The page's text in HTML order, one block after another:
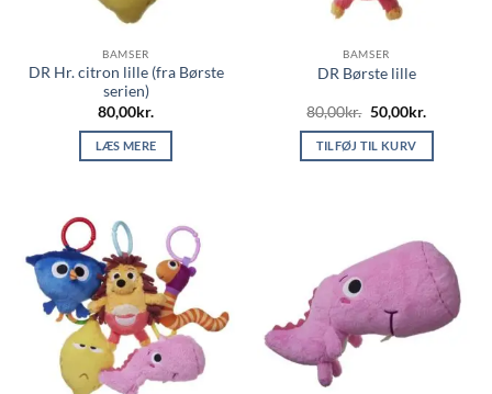
BAMSER
DR Hr. citron lille (fra Børste
serien)
80,00kr.
LÆS MERE
BAMSER
DR Børste lille
80,00kr. Den
oprindelige
pris
var:
80,00kr..
50,00kr.
pris
50,00kr..
TILFØJ TIL KURV